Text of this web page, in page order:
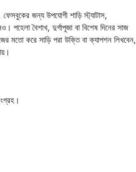
ফেসবুকের জন্য উপযোগী শাড়ি স্ট্যাটাস,
পহেলা বৈশাখ, দুর্গাপূজা বা বিশেষ দিনের সাজ
মতো করে সাড়ি পরা উক্তি বা ক্যাপশন লিখবেন,